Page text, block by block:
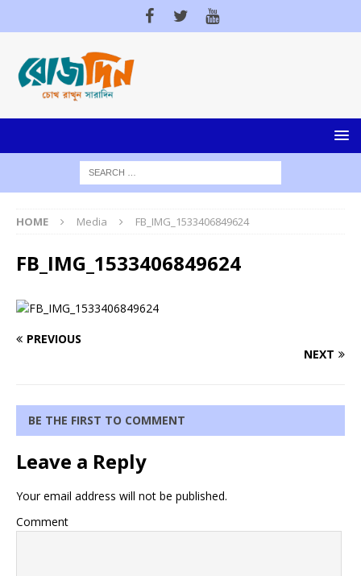
HOME Media FB_IMG_1533406849624
FB_IMG_1533406849624
PREVIOUS
NEXT
BE THE FIRST TO COMMENT
Leave a Reply
Your email address will not be published.
Comment